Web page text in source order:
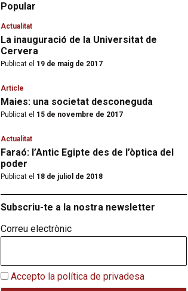
Popular
Actualitat
La inauguració de la Universitat de
Cervera
Publicat el 19 de maig de 2017
Article
Maies: una societat desconeguda
Publicat el 15 de novembre de 2017
Actualitat
Faraó: l’Antic Egipte des de l’òptica del
poder
Publicat el 18 de juliol de 2018
Subscriu-te a la nostra newsletter
Correu electrònic
Accepto la política de privadesa